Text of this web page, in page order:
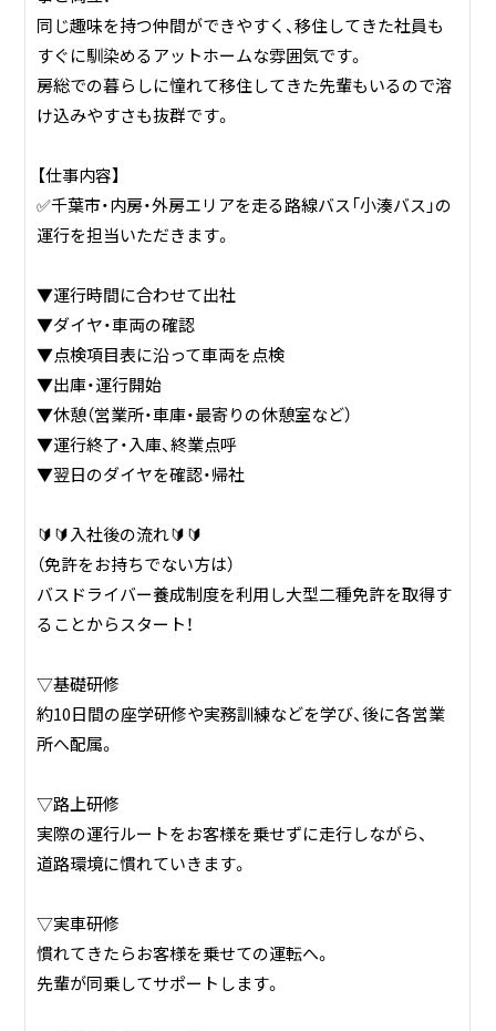
同じ趣味を持つ仲間ができやすく、移住してきた社員も
すぐに馴染めるアットホームな雰囲気です。
房総での暮らしに憧れて移住してきた先輩もいるので溶
け込みやすさも抜群です。
【仕事内容】
✅千葉市・内房・外房エリアを走る路線バス「小湊バス」の
運行を担当いただきます。
▼運行時間に合わせて出社
▼ダイヤ・車両の確認
▼点検項目表に沿って車両を点検
▼出庫・運行開始
▼休憩（営業所・車庫・最寄りの休憩室など）
▼運行終了・入庫、終業点呼
▼翌日のダイヤを確認・帰社
🔰🔰入社後の流れ🔰🔰
（免許をお持ちでない方は）
バスドライバー養成制度を利用し大型二種免許を取得す
ることからスタート！
▽基礎研修
約10日間の座学研修や実務訓練などを学び、後に各営業
所へ配属。
▽路上研修
実際の運行ルートをお客様を乗せずに走行しながら、
道路環境に慣れていきます。
▽実車研修
慣れてきたらお客様を乗せての運転へ。
先輩が同乗してサポートします。